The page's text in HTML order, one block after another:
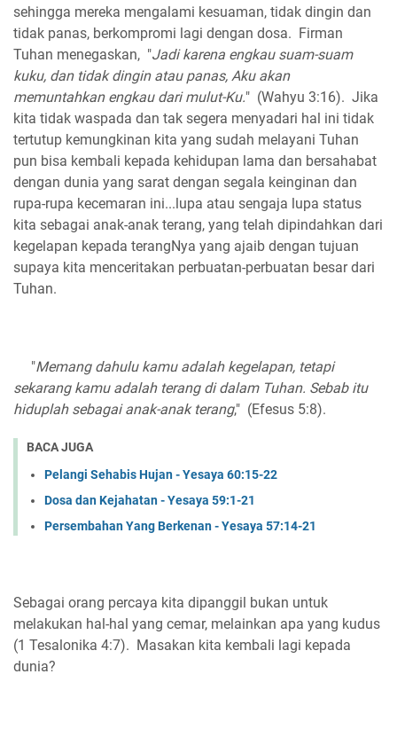
sehingga mereka mengalami kesuaman, tidak dingin dan
tidak panas, berkompromi lagi dengan dosa. Firman
Tuhan menegaskan, "Jadi karena engkau suam-suam
kuku, dan tidak dingin atau panas, Aku akan
memuntahkan engkau dari mulut-Ku." (Wahyu 3:16). Jika
kita tidak waspada dan tak segera menyadari hal ini tidak
tertutup kemungkinan kita yang sudah melayani Tuhan
pun bisa kembali kepada kehidupan lama dan bersahabat
dengan dunia yang sarat dengan segala keinginan dan
rupa-rupa kecemaran ini...lupa atau sengaja lupa status
kita sebagai anak-anak terang, yang telah dipindahkan dari
kegelapan kepada terangNya yang ajaib dengan tujuan
supaya kita menceritakan perbuatan-perbuatan besar dari
Tuhan.
"Memang dahulu kamu adalah kegelapan, tetapi
sekarang kamu adalah terang di dalam Tuhan. Sebab itu
hiduplah sebagai anak-anak terang," (Efesus 5:8).
BACA JUGA
Pelangi Sehabis Hujan - Yesaya 60:15-22
Dosa dan Kejahatan - Yesaya 59:1-21
Persembahan Yang Berkenan - Yesaya 57:14-21
Sebagai orang percaya kita dipanggil bukan untuk
melakukan hal-hal yang cemar, melainkan apa yang kudus
(1 Tesalonika 4:7). Masakan kita kembali lagi kepada
dunia?